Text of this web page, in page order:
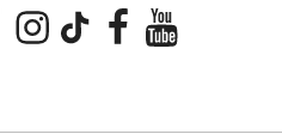
Instagram
TikTok FacebookYouTube